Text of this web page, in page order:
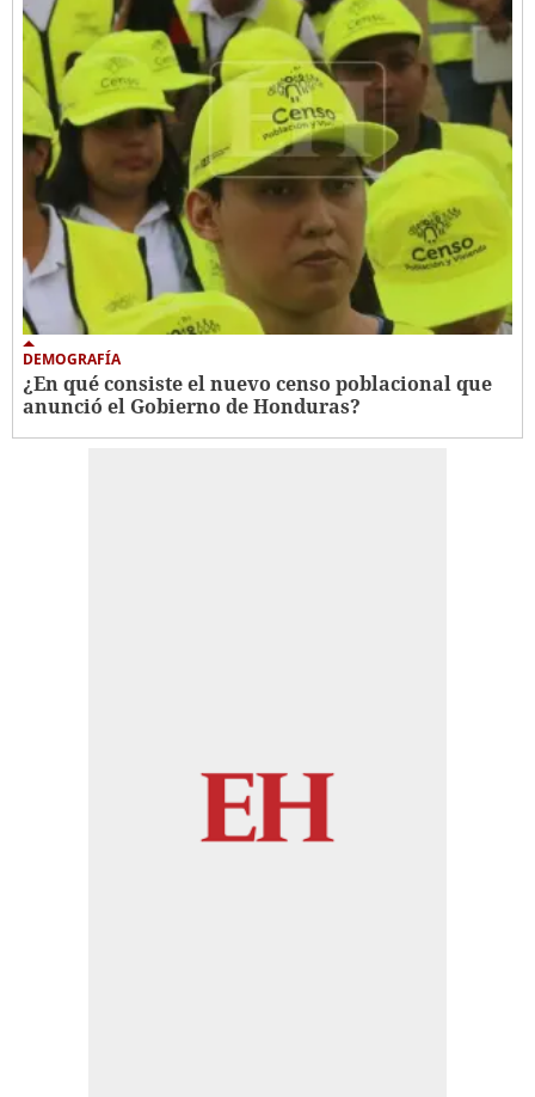
DEMOGRAFÍA
¿En qué consiste el nuevo censo poblacional que
anunció el Gobierno de Honduras?